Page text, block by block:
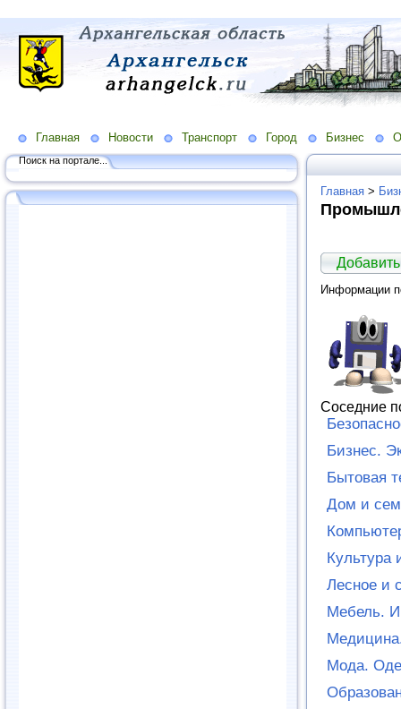
Главная Новости Транспорт Город Бизнес
Поиск на портале...
Главная >
Информации
Соседние
Бизнес.
Бытовая
Дом и
Культура
Лесное и
Мебель.
Мода.